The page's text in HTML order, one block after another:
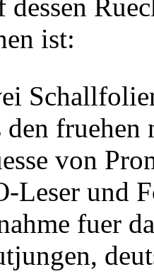
dessen
ist:
den
von
Leser und
fuer